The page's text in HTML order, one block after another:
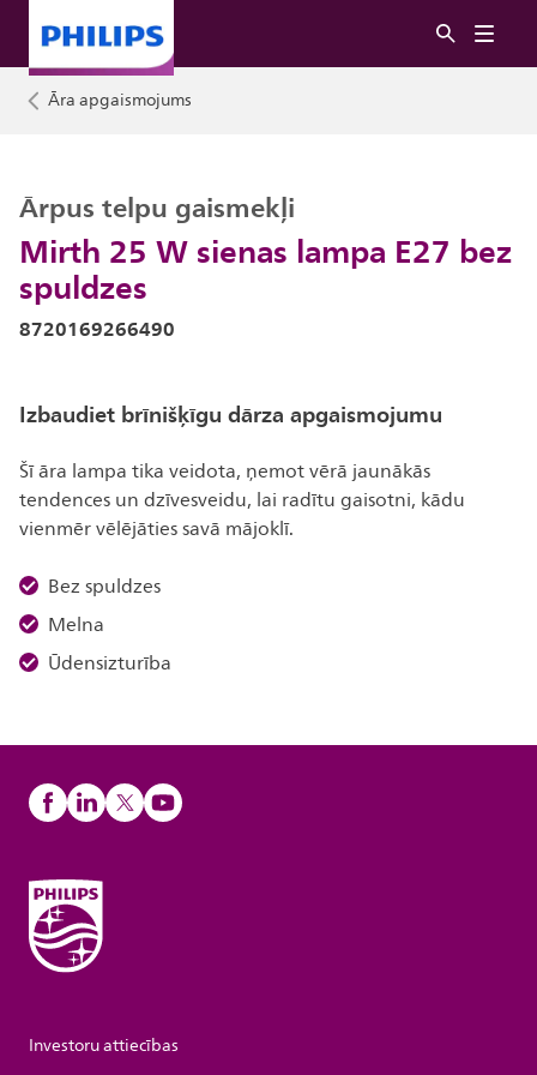
Āra apgaismojums
Mirth 25 W sienas lampa E27 bez
spuldzes
Ārpus telpu gaismekļi
8720169266490
Izbaudiet brīnišķīgu dārza apgaismojumu
Šī āra lampa tika veidota, ņemot vērā jaunākās
tendences un dzīvesveidu, lai radītu gaisotni, kādu
vienmēr vēlējāties savā mājoklī.
Bez spuldzes
Melna
Ūdensizturība
Investoru attiecības